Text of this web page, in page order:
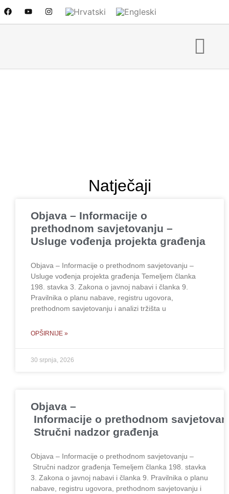
Natječaji
Objava – Informacije o
prethodnom savjetovanju –
Usluge vođenja projekta građenja
Objava – Informacije o prethodnom savjetovanju –
Usluge vođenja projekta građenja Temeljem članka
198. stavka 3. Zakona o javnoj nabavi i članka 9.
Pravilnika o planu nabave, registru ugovora,
prethodnom savjetovanju i analizi tržišta u
OPŠIRNIJE »
30 srpnja, 2026
Objava –
Informacije o prethodnom
Stručni nadzor građenja
Objava – Informacije o prethodnom savjetovanju –
Stručni nadzor građenja Temeljem članka 198. stavka
3. Zakona o javnoj nabavi i članka 9. Pravilnika o planu
nabave, registru ugovora, prethodnom savjetovanju i